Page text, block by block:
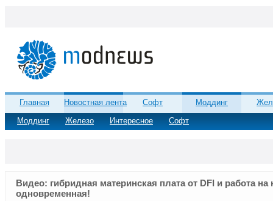
Главная
Новостная лента
Моддинг
Железо Интересное Софт
Софт Моддинг
Видео: гибридная материнская плата от DFI и работа
одновременная!